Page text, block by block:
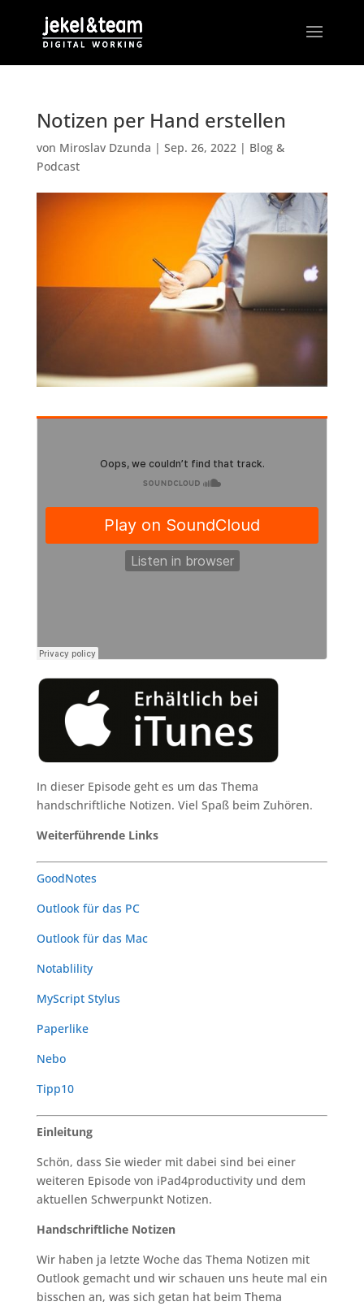
Notizen per Hand erstellen
von Miroslav Dzunda | Sep. 26, 2022| Blog &
Podcast
In dieser Episode geht es um das Thema
handschriftliche Notizen. Viel Spaß beim Zuhören.
Weiterführende Links
GoodNotes
Outlook für das PC
Outlook für das Mac
Notablility
MyScript Stylus
Paperlike
Nebo
Tipp10
Einleitung
Schön, dass Sie wieder mit dabei sind bei einer
weiteren Episode von iPad4productivity und dem
aktuellen Schwerpunkt Notizen.
Handschriftliche Notizen
Wir haben ja letzte Woche das Thema Notizen mit
Outlook gemacht und wir schauen uns heute mal ein
bisschen an, was sich getan hat beim Thema